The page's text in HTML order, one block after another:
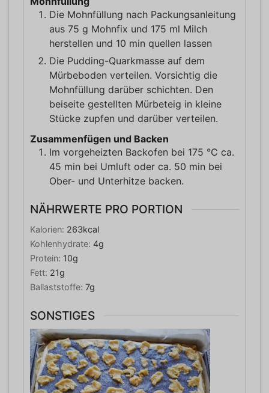
Die Mohnfüllung nach Packungsanleitung
aus 75 g Mohnfix und 175 ml Milch
herstellen und 10 min quellen lassen
Die Pudding-Quarkmasse auf dem
Mürbeboden verteilen. Vorsichtig die
Mohnfüllung darüber schichten. Den
beiseite gestellten Mürbeteig in kleine
Stücke zupfen und darüber verteilen.
Zusammenfügen und Backen
Im vorgeheizten Backofen bei 175 °C ca.
45 min bei Umluft oder ca. 50 min bei
Ober- und Unterhitze backen.
NÄHRWERTE PRO PORTION
Kalorien: 263kcal
Kohlenhydrate: 4g
Protein: 10g
Fett: 21g
Ballaststoffe: 7g
SONSTIGES